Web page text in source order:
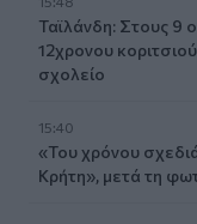
Ταϊλάνδη: Στους 9
12χρονου
σχολείο
15:40
«Του χρόνου
Κρήτη», μετά τη